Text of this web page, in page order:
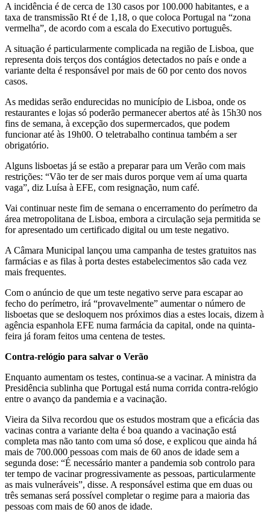
A incidência é de cerca de 130 casos por 100.000 habitantes, e a
taxa de transmissão Rt é de 1,18, o que coloca Portugal na “zona
vermelha”, de acordo com a escala do Executivo português.
A situação é particularmente complicada na região de Lisboa, que
representa dois terços dos contágios detectados no país e onde a
variante delta é responsável por mais de 60 por cento dos novos
casos.
As medidas serão endurecidas no município de Lisboa, onde os
restaurantes e lojas só poderão permanecer abertos até às 15h30 nos
fins de semana, à excepção dos supermercados, que podem
funcionar até às 19h00. O teletrabalho continua também a ser
obrigatório.
Alguns lisboetas já se estão a preparar para um Verão com mais
restrições: “Vão ter de ser mais duros porque vem aí uma quarta
vaga”, diz Luísa à EFE, com resignação, num café.
Vai continuar neste fim de semana o encerramento do perímetro da
área metropolitana de Lisboa, embora a circulação seja permitida se
for apresentado um certificado digital ou um teste negativo.
A Câmara Municipal lançou uma campanha de testes gratuitos nas
farmácias e as filas à porta destes estabelecimentos são cada vez
mais frequentes.
Com o anúncio de que um teste negativo serve para escapar ao
fecho do perímetro, irá “provavelmente” aumentar o número de
lisboetas que se desloquem nos próximos dias a estes locais, dizem à
agência espanhola EFE numa farmácia da capital, onde na quinta-
feira já foram feitos uma centena de testes.
Contra-relógio para salvar o Verão
Enquanto aumentam os testes, continua-se a vacinar. A ministra da
Presidência sublinha que Portugal está numa corrida contra-relógio
entre o avanço da pandemia e a vacinação.
Vieira da Silva recordou que os estudos mostram que a eficácia das
vacinas contra a variante delta é boa quando a vacinação está
completa mas não tanto com uma só dose, e explicou que ainda há
mais de 700.000 pessoas com mais de 60 anos de idade sem a
segunda dose: “É necessário manter a pandemia sob controlo para
ter tempo de vacinar progressivamente as pessoas, particularmente
as mais vulneráveis”, disse. A responsável estima que em duas ou
três semanas será possível completar o regime para a maioria das
pessoas com mais de 60 anos de idade.